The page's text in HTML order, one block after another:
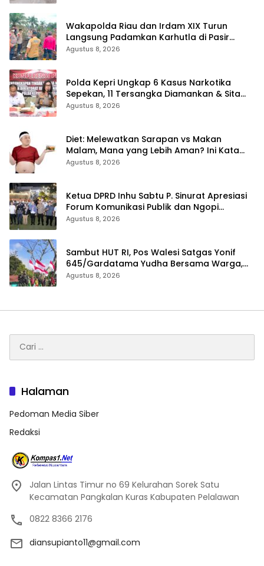
Wakapolda Riau dan Irdam XIX Turun
Langsung Padamkan Karhutla di Pasir
Limau Kapas Rohil
Agustus 8, 2026
Polda Kepri Ungkap 6 Kasus Narkotika
Sepekan, 11 Tersangka Diamankan & Sita
402 Gram Sabu
Agustus 8, 2026
Diet: Melewatkan Sarapan vs Makan
Malam, Mana yang Lebih Aman? Ini Kata
Dokter
Agustus 8, 2026
Ketua DPRD Inhu Sabtu P. Sinurat Apresiasi
Forum Komunikasi Publik dan Ngopi
Bersama Kejari Inhu
Agustus 8, 2026
Sambut HUT RI, Pos Walesi Satgas Yonif
645/Gardatama Yudha Bersama Warga,
Kibarkan Merah Putih di Bukit Walesi
Agustus 8, 2026
untuk:
Halaman
Pedoman Media Siber
Redaksi
Jalan Lintas Timur no 69 Kelurahan Sorek Satu
Kecamatan Pangkalan Kuras Kabupaten Pelalawan
0822 8366 2176
diansupianto11@gmail.com